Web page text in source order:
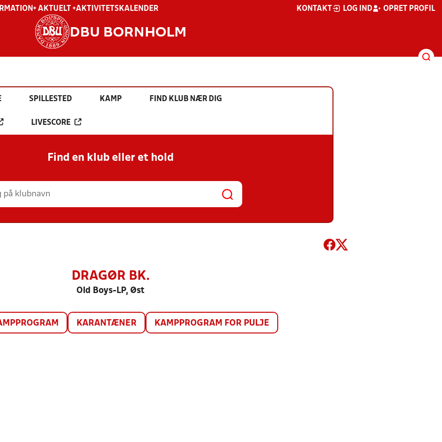
+ AKTUELT +AKTIVITETSKALENDER KONTAKT LOG IND OPRET PROFIL
DBU BORNHOLM
SPILLESTED KAMP FIND KLUB NÆR DIG
LIVESCORE
Find en klub eller et hold
DRAGØR BK.
Old Boys-LP, Øst
KARANTÆNER KAMPPROGRAM FOR PULJE